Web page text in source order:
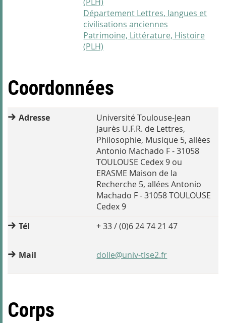
Département Lettres, langues et
civilisations anciennes
Patrimoine, Littérature, Histoire
(PLH)
Coordonnées
Adresse
Université Toulouse-Jean
Jaurès U.F.R. de Lettres,
Philosophie, Musique 5, allées
Antonio Machado F - 31058
TOULOUSE Cedex 9 ou
ERASME Maison de la
Recherche 5, allées Antonio
Machado F - 31058 TOULOUSE
Cedex 9
Tél
+ 33 / (0)6 24 74 21 47
Mail dolle@univ-tlse2.fr
Corps